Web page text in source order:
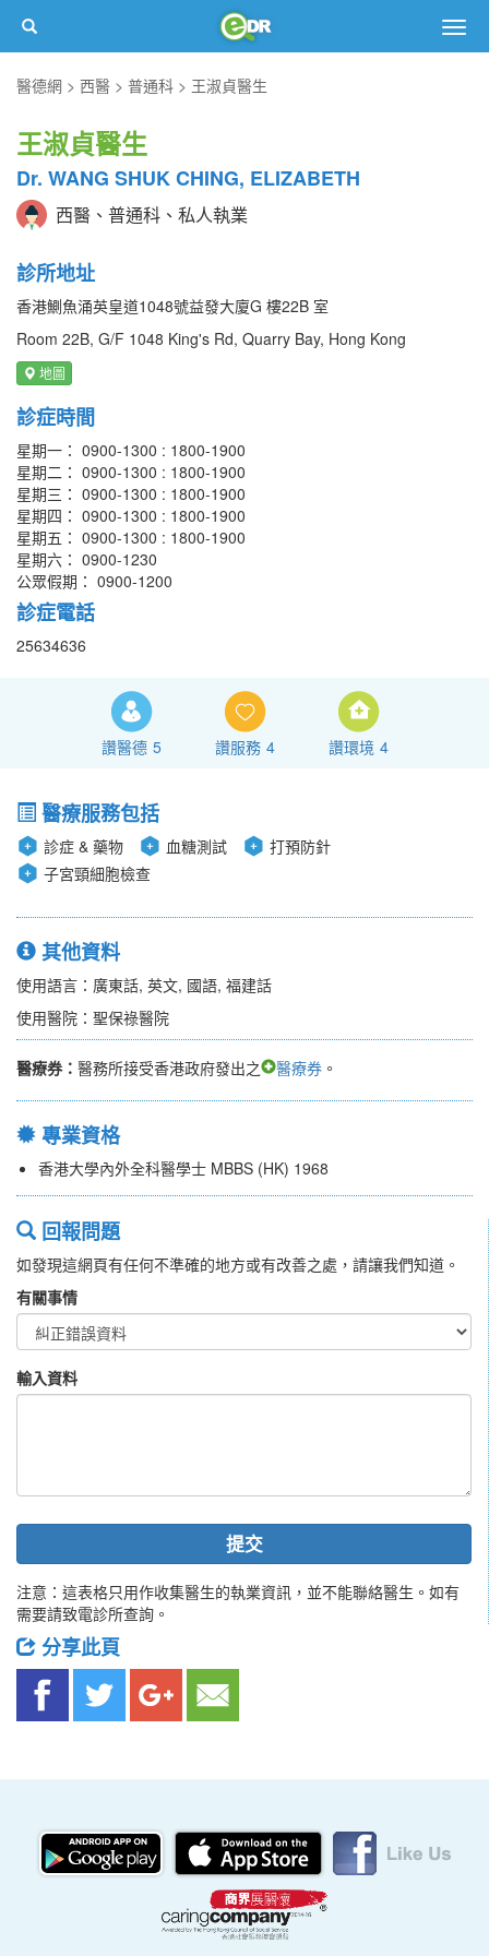
醫德網
西醫 普通科 王淑貞醫生
王淑貞醫生
Dr. WANG SHUK CHING, ELIZABETH
西醫、普通科、私人執業
診所地址
香港鰂魚涌英皇道1048號益發大廈G 樓22B 室
Room 22B, G/F 1048 King's Rd, Quarry Bay, Hong Kong
地圖
診症時間
星期一： 0900-1300 : 1800-1900
星期二： 0900-1300 : 1800-1900
星期三： 0900-1300 : 1800-1900
星期四： 0900-1300 : 1800-1900
星期五： 0900-1300 : 1800-1900
星期六： 0900-1230
公眾假期： 0900-1200
診症電話
25634636
讚醫德 5 讚服務 4 讚環境 4
醫療服務包括
診症 & 藥物 血糖測試
打預防針
子宮頸細胞檢查
其他資料
使用語言：廣東話, 英文, 國語, 福建話
使用醫院：聖保祿醫院
醫療券： 醫務所接受香港政府發出之 醫療券 。
專業資格
香港大學內外全科醫學士 MBBS (HK) 1968
回報問題
如發現這網頁有任何不準確的地方或有改善之處，請讓我們知道。
有關事情
輸入資料
提交
注意：這表格只用作收集醫生的執業資訊，並不能聯絡醫生。如有
需要請致電診所查詢。
分享此頁